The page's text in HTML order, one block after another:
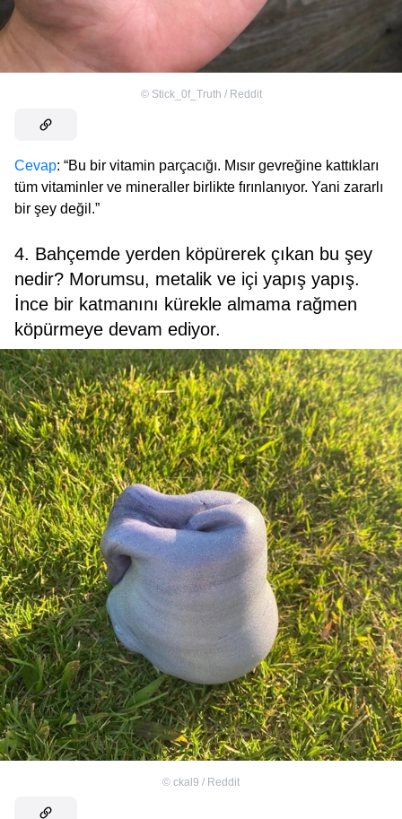
© Stick_0f_Truth / Reddit
Cevap: “Bu bir vitamin parçacığı. Mısır gevreğine kattıkları
tüm vitaminler ve mineraller birlikte fırınlanıyor. Yani zararlı
bir şey değil.”
4. Bahçemde yerden köpürerek çıkan bu şey
nedir? Morumsu, metalik ve içi yapış yapış.
İnce bir katmanını kürekle almama rağmen
köpürmeye devam ediyor.
© ckal9 / Reddit